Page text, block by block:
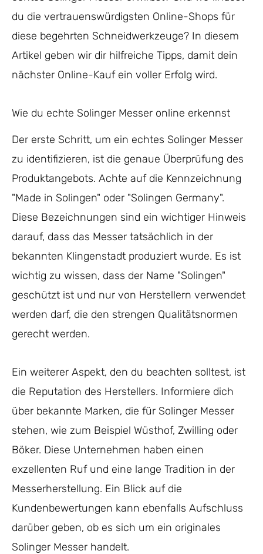
du die vertrauenswürdigsten Online-Shops für
diese begehrten Schneidwerkzeuge? In diesem
Artikel geben wir dir hilfreiche Tipps, damit dein
nächster Online-Kauf ein voller Erfolg wird.
Wie du echte Solinger Messer online erkennst
Der erste Schritt, um ein echtes Solinger Messer
zu identifizieren, ist die genaue Überprüfung des
Produktangebots. Achte auf die Kennzeichnung
"Made in Solingen" oder "Solingen Germany".
Diese Bezeichnungen sind ein wichtiger Hinweis
darauf, dass das Messer tatsächlich in der
bekannten Klingenstadt produziert wurde. Es ist
wichtig zu wissen, dass der Name "Solingen"
geschützt ist und nur von Herstellern verwendet
werden darf, die den strengen Qualitätsnormen
gerecht werden.
Ein weiterer Aspekt, den du beachten solltest, ist
die Reputation des Herstellers. Informiere dich
über bekannte Marken, die für Solinger Messer
stehen, wie zum Beispiel Wüsthof, Zwilling oder
Böker. Diese Unternehmen haben einen
exzellenten Ruf und eine lange Tradition in der
Messerherstellung. Ein Blick auf die
Kundenbewertungen kann ebenfalls Aufschluss
darüber geben, ob es sich um ein originales
Solinger Messer handelt.